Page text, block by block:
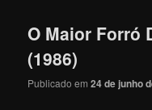
O Maior Forró
(1986)
Publicado em24 de junho